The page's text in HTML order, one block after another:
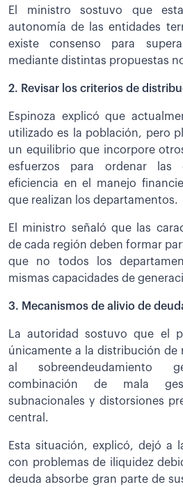
El ministro sostuvo que
autonomía de las entidades
existe consenso para
mediante distintas propuestas
2. Revisar los criterios de
Espinoza explicó que
utilizado es la población, pero
un equilibrio que incorpore
esfuerzos para ordenar las
eficiencia en el manejo
que realizan los departamentos.
El ministro señaló que las
de cada región deben formar
que no todos los
mismas capacidades de
3. Mecanismos de alivio de
La autoridad sostuvo que el
únicamente a la distribución de
al sobreendeudamiento
combinación de mala
subnacionales y distorsiones
central.
Esta situación, explicó, dejó a
con problemas de iliquidez
deuda absorbe gran parte de